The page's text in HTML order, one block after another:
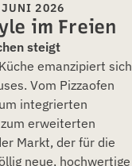
JUNI 2026
im Freien
steigt
emanzipiert sich
Vom Pizzaofen
integrierten
erweiterten
Markt, der für die
neue, hochwertige